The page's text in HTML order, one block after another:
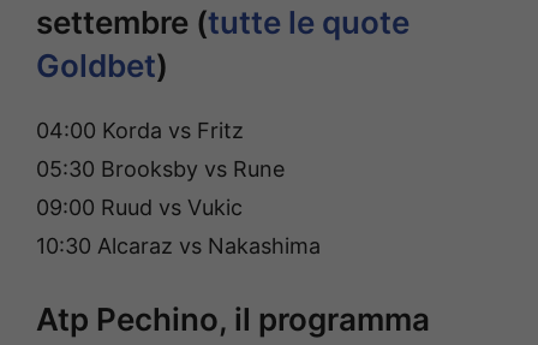
settembre (tutte le quote
Goldbet)
04:00 Korda vs Fritz
05:30 Brooksby vs Rune
09:00 Ruud vs Vukic
10:30 Alcaraz vs Nakashima
Atp Pechino, il programma